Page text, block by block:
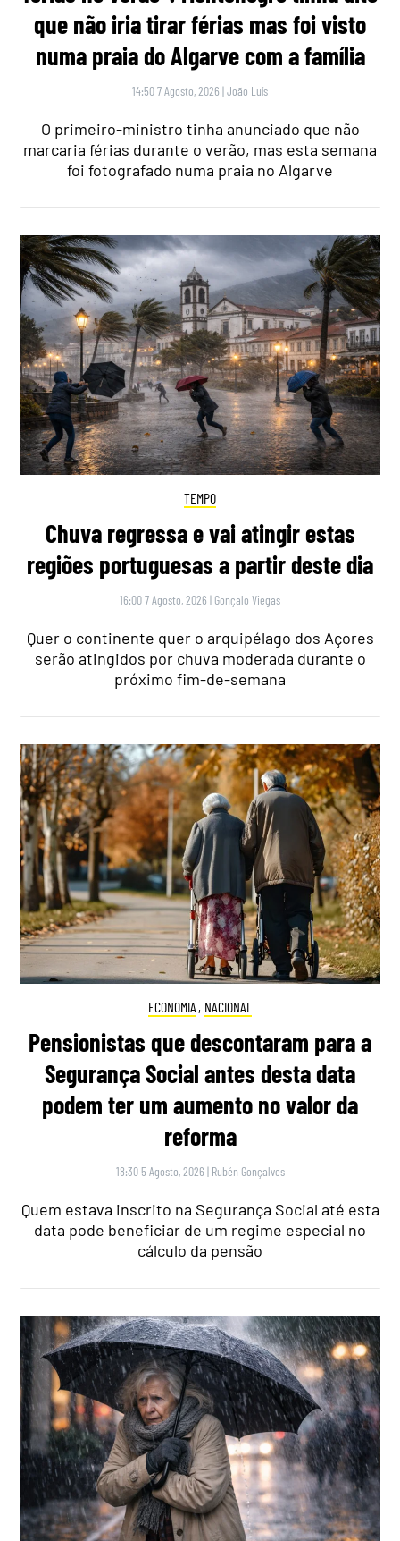
que não iria tirar férias mas foi visto
numa praia do Algarve com a família
14:50 7 Agosto, 2026 |João Luís
O primeiro-ministro tinha anunciado que não
marcaria férias durante o verão, mas esta semana
foi fotografado numa praia no Algarve
TEMPO
Chuva regressa e vai atingir estas
regiões portuguesas a partir deste dia
16:00 7 Agosto, 2026 | Gonçalo Viegas
Quer o continente quer o arquipélago dos Açores
serão atingidos por chuva moderada durante o
próximo fim-de-semana
ECONOMIA , NACIONAL
Pensionistas que descontaram para a
Segurança Social antes desta data
podem ter um aumento no valor da
reforma
18:30 5 Agosto, 2026 | Rubén Gonçalves
Quem estava inscrito na Segurança Social até esta
data pode beneficiar de um regime especial no
cálculo da pensão